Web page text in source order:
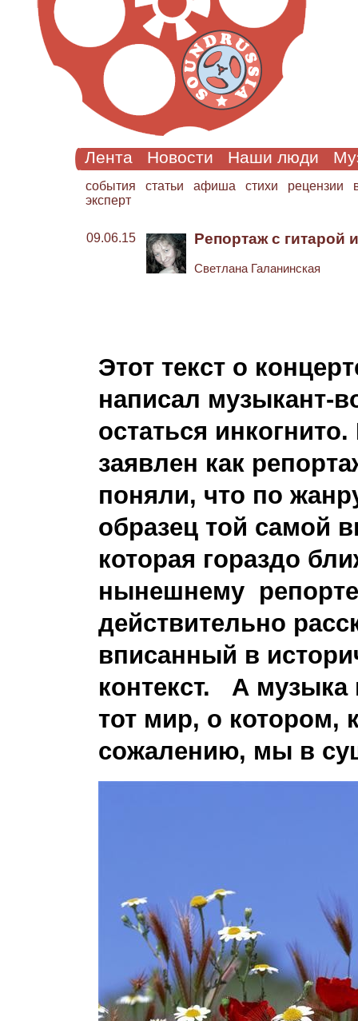
Лента Новости Наши люди
cобытия статьи афиша стихи рецензии
эксперт
09.06.15 Репортаж с гитарой
Светлана Галанинская
Этот текст о
написал музыкант-
остаться
заявлен как
поняли, что по
образец той самой
которая гораздо
нынешнему
действительно
вписанный в
контекст. А музыка
тот мир, о котором,
сожалению, мы в